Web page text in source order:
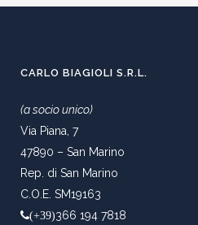
CARLO BIAGIOLI S.R.L.
(a socio unico)
Via Piana, 7
47890 – San Marino
Rep. di San Marino
C.O.E. SM19163
(+39)366 194 7818